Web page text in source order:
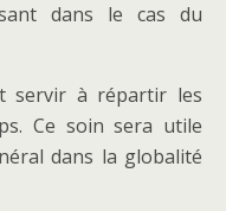
dans le cas du
servir à répartir les
Ce soin sera utile
dans la globalité